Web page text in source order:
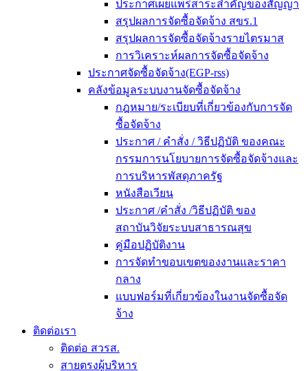
ประกาศเผยแพร่สาระสำคัญของสัญญา
สรุปผลการจัดซื้อจัดจ้าง สขร.1
สรุปผลการจัดซื้อจัดจ้างรายไตรมาส
การวิเคราะห์ผลการจัดซื้อจัดจ้าง
ประกาศจัดซื้อจัดจ้าง(EGP-rss)
คลังข้อมูลระบบงานจัดซื้อจัดจ้าง
กฎหมาย/ระเบียบที่เกี่ยวข้องกับการจัด
ซื้อจัดจ้าง
ประกาศ / คำสั่ง / วิธีปฏิบัติ ของคณะ
กรรมการนโยบายการจัดซื้อจัดจ้างและ
การบริหารพัสดุภาครัฐ
หนังสือเวียน
ประกาศ /คำสั่ง /วิธีปฏิบัติ ของ
สถาบันวิจัยระบบสาธารณสุข
คู่มือปฏิบัติงาน
การจัดทำขอบเขตของงานและราคา
กลาง
แบบฟอร์มที่เกี่ยวข้องในงานจัดซื้อจัด
จ้าง
ติดต่อเรา
ติดต่อ สวรส.
สายตรงผู้บริหาร